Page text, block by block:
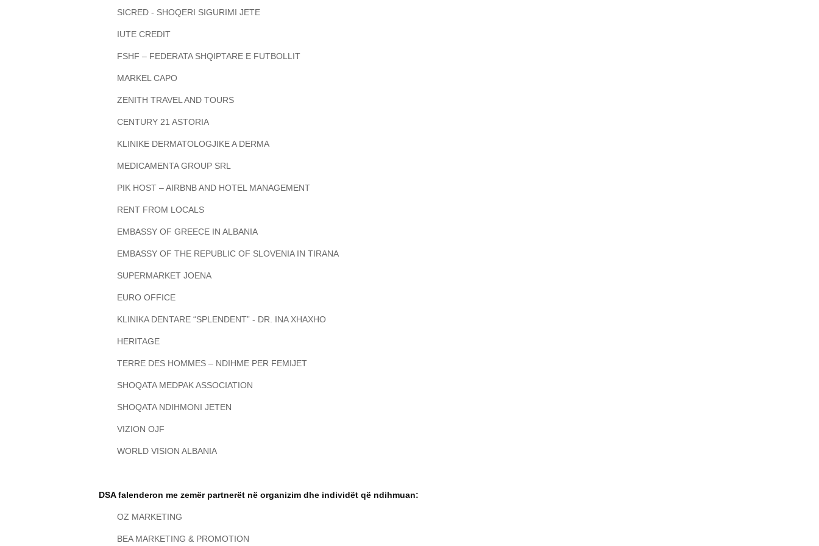
SICRED - SHOQERI SIGURIMI JETE
IUTE CREDIT
FSHF – FEDERATA SHQIPTARE E FUTBOLLIT
MARKEL CAPO
ZENITH TRAVEL AND TOURS
CENTURY 21 ASTORIA
KLINIKE DERMATOLOGJIKE A DERMA
MEDICAMENTA GROUP SRL
PIK HOST – AIRBNB AND HOTEL MANAGEMENT
RENT FROM LOCALS
EMBASSY OF GREECE IN ALBANIA
EMBASSY OF THE REPUBLIC OF SLOVENIA IN TIRANA
SUPERMARKET JOENA
EURO OFFICE
KLINIKA DENTARE “SPLENDENT” - DR. INA XHAXHO
HERITAGE
TERRE DES HOMMES – NDIHME PER FEMIJET
SHOQATA MEDPAK ASSOCIATION
SHOQATA NDIHMONI JETEN
VIZION OJF
WORLD VISION ALBANIA
DSA falenderon me zemër partnerët në organizim dhe individët që ndihmuan:
OZ MARKETING
BEA MARKETING & PROMOTION